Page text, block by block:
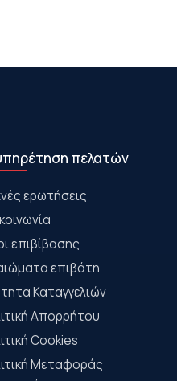
πελατών
ερωτήσεις
επιβίβασης
επιβάτη
Καταγγελιών
Απορρήτου
Cookies
Μεταφοράς